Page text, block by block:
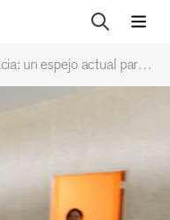
un espejo actual para
para México